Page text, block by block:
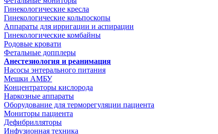
Гинекологические кресла
Гинекологические кольпоскопы
Аппараты для ирригации и аспирации
Гинекологические комбайны
Родовые кровати
Фетальные допплеры
Анестезиология и реанимация
Насосы энтерального питания
Мешки АМБУ
Концентраторы кислорода
Наркозные аппараты
Оборудование для терморегуляции пациента
Мониторы пациента
Дефибрилляторы
Инфузионная техника